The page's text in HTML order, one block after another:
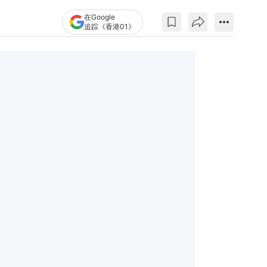
在Google
追踪《香港01》